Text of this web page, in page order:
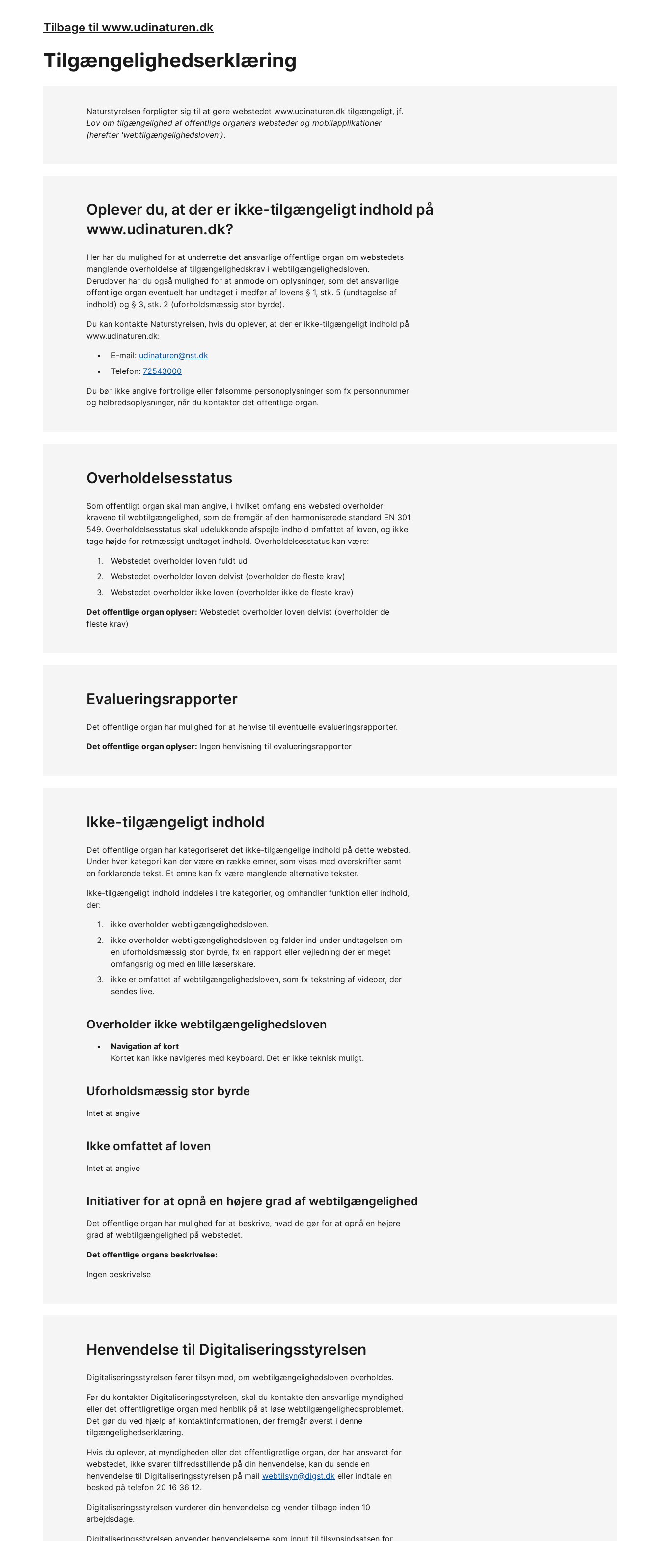
Tilbage til www.udinaturen.dk
Tilgængelighedserklæring
Naturstyrelsen forpligter sig til at gøre webstedet www.udinaturen.dk tilgængeligt, jf.
Lov om tilgængelighed af offentlige organers websteder og mobilapplikationer
(herefter 'webtilgængelighedsloven').
Oplever du, at der er ikke-tilgængeligt indhold på
www.udinaturen.dk?
Her har du mulighed for at underrette det ansvarlige offentlige organ om webstedets
manglende overholdelse af tilgængelighedskrav i webtilgængelighedsloven.
Derudover har du også mulighed for at anmode om oplysninger, som det ansvarlige
offentlige organ eventuelt har undtaget i medfør af lovens § 1, stk. 5 (undtagelse af
indhold) og § 3, stk. 2 (uforholdsmæssig stor byrde).
Du kan kontakte Naturstyrelsen, hvis du oplever, at der er ikke-tilgængeligt indhold på
www.udinaturen.dk:
E-mail: udinaturen@nst.dk
Telefon: 72543000
Du bør ikke angive fortrolige eller følsomme personoplysninger som fx personnummer
og helbredsoplysninger, når du kontakter det offentlige organ.
Overholdelsesstatus
Som offentligt organ skal man angive, i hvilket omfang ens websted overholder
kravene til webtilgængelighed, som de fremgår af den harmoniserede standard EN 301
549. Overholdelsesstatus skal udelukkende afspejle indhold omfattet af loven, og ikke
tage højde for retmæssigt undtaget indhold. Overholdelsesstatus kan være:
Webstedet overholder loven fuldt ud
Webstedet overholder loven delvist (overholder de fleste krav)
Webstedet overholder ikke loven (overholder ikke de fleste krav)
Det offentlige organ oplyser: Webstedet overholder loven delvist (overholder de
fleste krav)
Evalueringsrapporter
Det offentlige organ har mulighed for at henvise til eventuelle evalueringsrapporter.
Det offentlige organ oplyser: Ingen henvisning til evalueringsrapporter
Ikke-tilgængeligt indhold
Det offentlige organ har kategoriseret det ikke-tilgængelige indhold på dette websted.
Under hver kategori kan der være en række emner, som vises med overskrifter samt
en forklarende tekst. Et emne kan fx være manglende alternative tekster.
Ikke-tilgængeligt indhold inddeles i tre kategorier, og omhandler funktion eller indhold,
der:
ikke overholder webtilgængelighedsloven.
ikke overholder webtilgængelighedsloven og falder ind under undtagelsen om
en uforholdsmæssig stor byrde, fx en rapport eller vejledning der er meget
omfangsrig og med en lille læserskare.
ikke er omfattet af webtilgængelighedsloven, som fx tekstning af videoer, der
sendes live.
Overholder ikke webtilgængelighedsloven
Navigation af kort
Kortet kan ikke navigeres med keyboard. Det er ikke teknisk muligt.
Uforholdsmæssig stor byrde
Intet at angive
Ikke omfattet af loven
Intet at angive
Initiativer for at opnå en højere grad af webtilgængelighed
Det offentlige organ har mulighed for at beskrive, hvad de gør for at opnå en højere
grad af webtilgængelighed på webstedet.
Det offentlige organs beskrivelse:
Ingen beskrivelse
Henvendelse til Digitaliseringsstyrelsen
Digitaliseringsstyrelsen fører tilsyn med, om webtilgængelighedsloven overholdes.
Før du kontakter Digitaliseringsstyrelsen, skal du kontakte den ansvarlige myndighed
eller det offentligretlige organ med henblik på at løse webtilgængelighedsproblemet.
Det gør du ved hjælp af kontaktinformationen, der fremgår øverst i denne
tilgængelighedserklæring.
Hvis du oplever, at myndigheden eller det offentligretlige organ, der har ansvaret for
webstedet, ikke svarer tilfredsstillende på din henvendelse, kan du sende en
henvendelse til Digitaliseringsstyrelsen på mail webtilsyn@digst.dk eller indtale en
besked på telefon 20 16 36 12.
Digitaliseringsstyrelsen vurderer din henvendelse og vender tilbage inden 10
arbejdsdage.
Digitaliseringsstyrelsen anvender henvendelserne som input til tilsynsindsatsen for